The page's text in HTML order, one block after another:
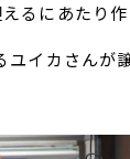
えるにあたり
るユイカさん